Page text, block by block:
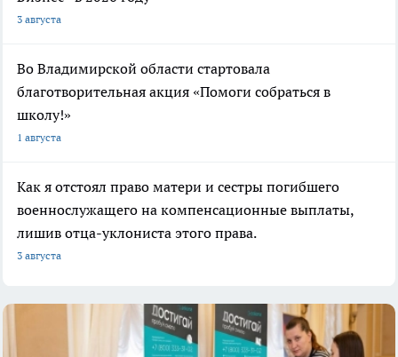
3 августа
Во Владимирской области стартовала
благотворительная акция «Помоги собраться в
школу!»
1 августа
Как я отстоял право матери и сестры погибшего
военнослужащего на компенсационные выплаты,
лишив отца-уклониста этого права.
3 августа